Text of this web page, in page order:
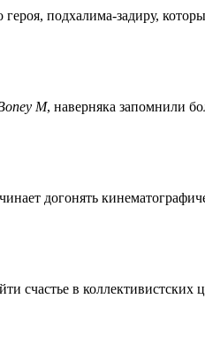
подхалима-задиру,
M, наверняка запомнили
догонять
счастье в коллективистских